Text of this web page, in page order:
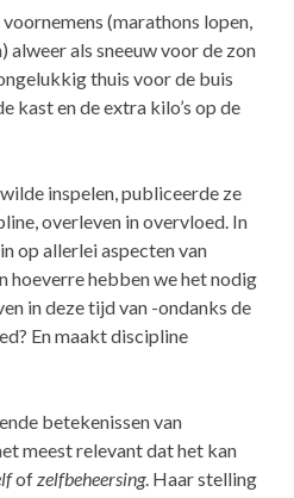
(marathons lopen,
alweer als sneeuw voor de zon
thuis voor de buis
kast en de extra kilo’s op de
inspelen, publiceerde ze
overleven in overvloed. In
op allerlei aspecten van
hoeverre hebben we het nodig
in deze tijd van -ondanks de
En maakt discipline
betekenissen van
meest relevant dat het kan
of zelfbeheersing. Haar stelling